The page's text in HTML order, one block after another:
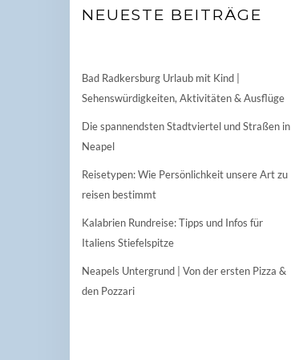
NEUESTE BEITRÄGE
Bad Radkersburg Urlaub mit Kind |
Sehenswürdigkeiten, Aktivitäten & Ausflüge
Die spannendsten Stadtviertel und Straßen in
Neapel
Reisetypen: Wie Persönlichkeit unsere Art zu
reisen bestimmt
Kalabrien Rundreise: Tipps und Infos für
Italiens Stiefelspitze
Neapels Untergrund | Von der ersten Pizza &
den Pozzari